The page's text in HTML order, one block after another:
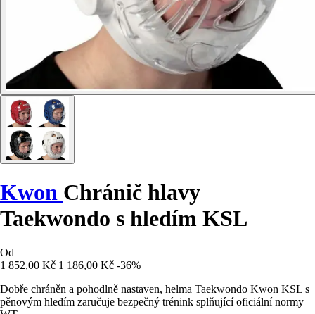
Kwon Chránič hlavy
Taekwondo s hledím KSL
Od
1 852,00 Kč 1 186,00 Kč -36%
Dobře chráněn a pohodlně nastaven, helma Taekwondo Kwon KSL s
pěnovým hledím zaručuje bezpečný trénink splňující oficiální normy